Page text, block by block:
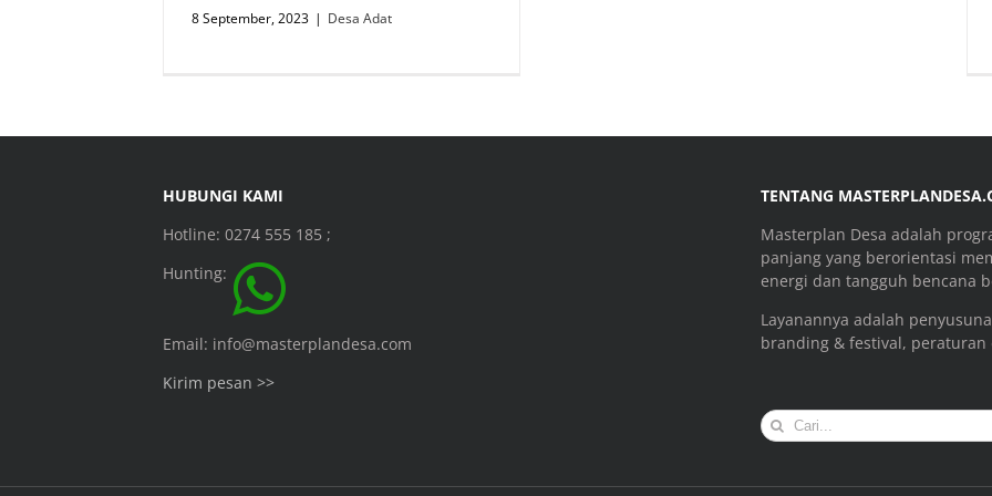
8 September, 2023 | Desa Adat
HUBUNGI KAMI
Hotline: 0274 555 185 ;
Hunting:
Email: info@masterplandesa.com
Kirim pesan >>
TENTANG
Masterplan Desa adalah
panjang yang berorientasi
energi dan tangguh bencana
Layanannya adalah
branding & festival, peraturan
Search
for: